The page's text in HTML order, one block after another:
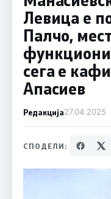
Левица е
Палчо,
сега е
Апасиев
Редакција27.04.2025
СПОДЕЛИ: